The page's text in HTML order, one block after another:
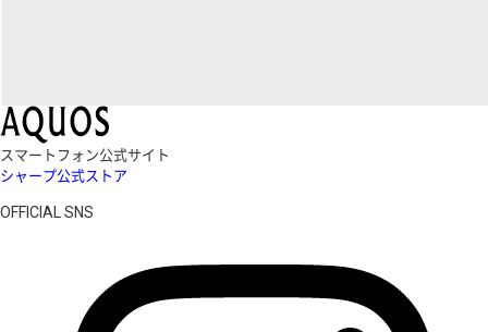
スマートフォン公式サイト
シャープ公式ストア
OFFICIAL SNS